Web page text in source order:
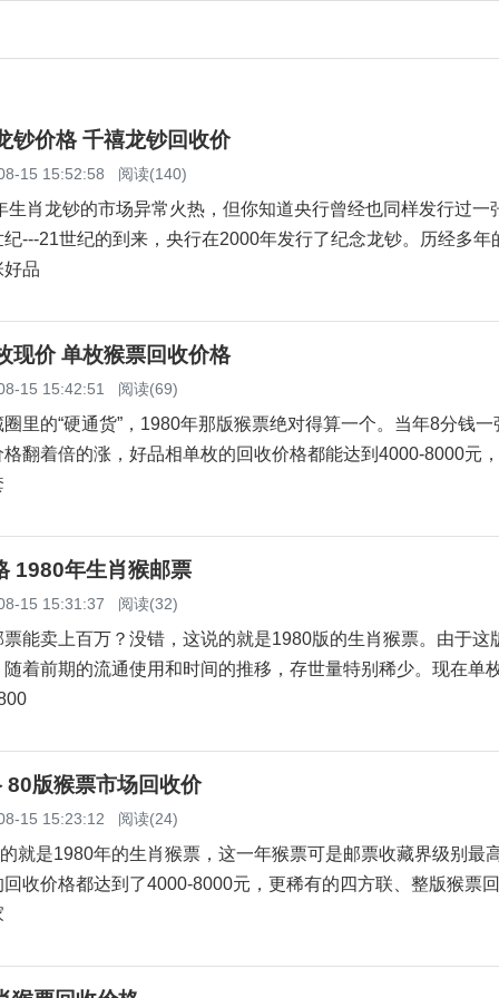
钞价格 千禧龙钞回收价
15 15:52:58 阅读(140)
龙钞的市场异常火热，但你知道央行曾经也同样发行过一
---21世纪的到来，央行在2000年发行了纪念龙钞。历经多年
好品
现价 单枚猴票回收价格
15 15:42:51 阅读(69)
的“硬通货”，1980年那版猴票绝对得算一个。当年8分钱一
翻着倍的涨，好品相单枚的回收价格都能达到4000-8000元
1980年生肖猴邮票
15 15:31:37 阅读(32)
卖上百万？没错，这说的就是1980版的生肖猴票。由于这
着前期的流通使用和时间的推移，存世量特别稀少。现在单
80版猴票市场回收价
15 15:23:12 阅读(24)
是1980年的生肖猴票，这一年猴票可是邮票收藏界级别最
收价格都达到了4000-8000元，更稀有的四方联、整版猴票